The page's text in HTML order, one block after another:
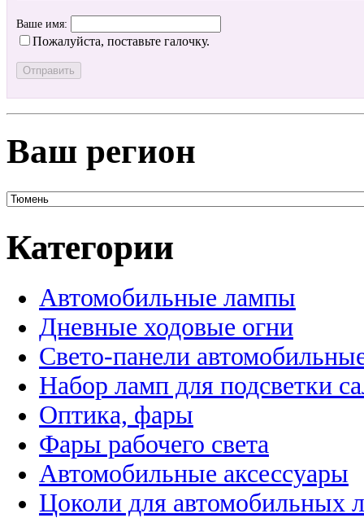
Ваше имя:
Пожалуйста, поставьте галочку.
Ваш регион
Категории
Автомобильные лампы
Дневные ходовые огни
Свето-панели
Набор ламп для подсветки
Оптика, фары
Фары рабочего света
Автомобильные аксессуары
Цоколи для автомобильных